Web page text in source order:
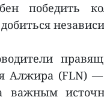
победить
Алжира (FLN) —
важным